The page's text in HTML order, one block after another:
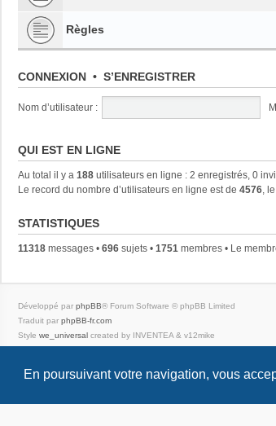
En poursuivant votre navigation, vous
Règles
CONNEXION • S’ENREGISTRER
Nom d’utilisateur :
QUI EST EN LIGNE
Au total il y a 188 utilisateurs en ligne : 2 enregistrés, 0
Le record du nombre d’utilisateurs en ligne est de 4576,
STATISTIQUES
11318 messages • 696 sujets • 1751 membres • Le
Développé par phpBB® Forum Software © phpBB Limited
Traduit par phpBB-fr.com
Style we_universal created by INVENTEA & v12mike